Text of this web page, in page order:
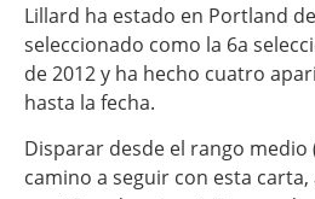
Lillard ha estado en Portland
seleccionado como la 6a
de 2012 y ha hecho cuatro
hasta la fecha.
Disparar desde el rango medio
camino a seguir con esta